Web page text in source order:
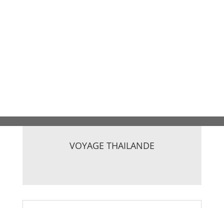
VOYAGE THAILANDE